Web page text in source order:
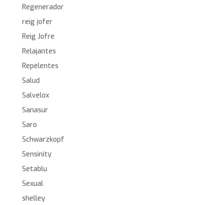
Regenerador
reig jofer
Reig Jofre
Relajantes
Repelentes
Salud
Salvelox
Sanasur
Saro
Schwarzkopf
Sensinity
Setablu
Sexual
shelley